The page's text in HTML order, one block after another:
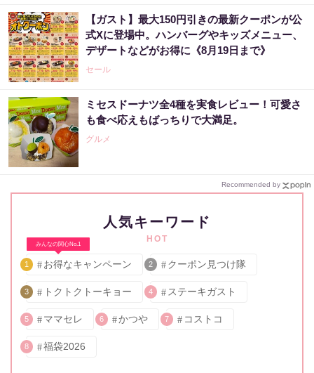
【ガスト】最大150円引きの最新クーポンが公
式Xに登場中。ハンバーグやキッズメニュー、
デザートなどがお得に《8月19日まで》
セール
ミセスドーナツ全4種を実食レビュー！可愛さ
も食べ応えもばっちりで大満足。
グルメ
Recommended by
人気キーワード
HOT
みんなの関心No.1
1 お得なキャンペーン 2 クーポン見つけ隊
3 トクトクトーキョー 4 ステーキガスト
5 ママセレ 6 かつや 7 コストコ
8 福袋2026